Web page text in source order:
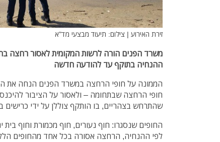
זירת האירוע | צילום: תיעוד מבצעי מד"א
משרד הפנים הורה לרשות המקומית לאסור רחצה
ההנחיה בתוקף עד להודעה חדשה
הממונה על חופי הרחצה במשרד הפנים הנחה את
חופי הרחצה שבתחומה – ולאסור על הציבור
שהתרחש בצהריים, בו הותקף צוללן על ידי
החופים שנסגרו: חוף נעורים, חוף מכמורת וחוף בית
לפי ההנחיה, הרחצה אסורה בכל אחד מהחופים